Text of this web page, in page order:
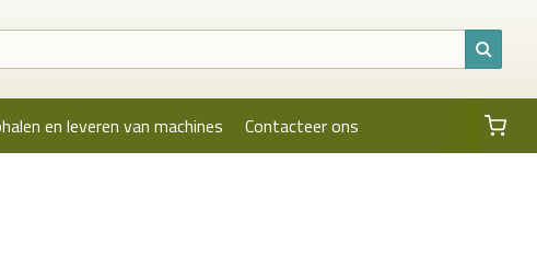
en leveren van machines Contacteer ons